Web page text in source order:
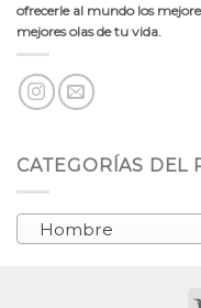
ofrecerle al mundo los
mejores olas de tu vida.
CATEGORÍAS DEL
Hombre